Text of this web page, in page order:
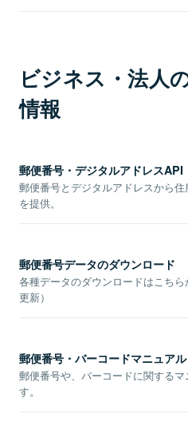
ビジネス・法人
情報
郵便番号・デジタルアドレスAPI
郵便番号とデジタルアドレスから
を提供。
郵便番号データのダウンロード
各種データのダウンロードはこち
更新）
郵便番号・バーコードマニュアル
郵便番号や、バーコードに関する
す。